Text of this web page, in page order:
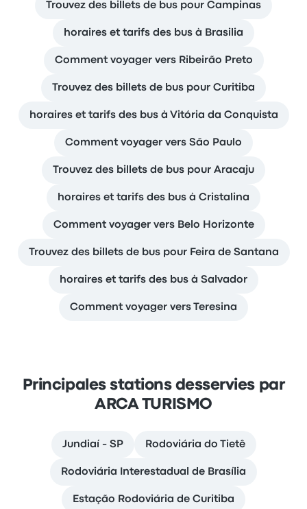
Trouvez des billets de bus pour Campinas
horaires et tarifs des bus à Brasilia
Comment voyager vers Ribeirão Preto
Trouvez des billets de bus pour Curitiba
horaires et tarifs des bus à Vitória da Conquista
Comment voyager vers São Paulo
Trouvez des billets de bus pour Aracaju
horaires et tarifs des bus à Cristalina
Comment voyager vers Belo Horizonte
Trouvez des billets de bus pour Feira de Santana
horaires et tarifs des bus à Salvador
Comment voyager vers Teresina
Principales stations desservies par
ARCA TURISMO
Jundiaí - SP Rodoviária do Tietê
Rodoviária Interestadual de Brasília
Estação Rodoviária de Curitiba